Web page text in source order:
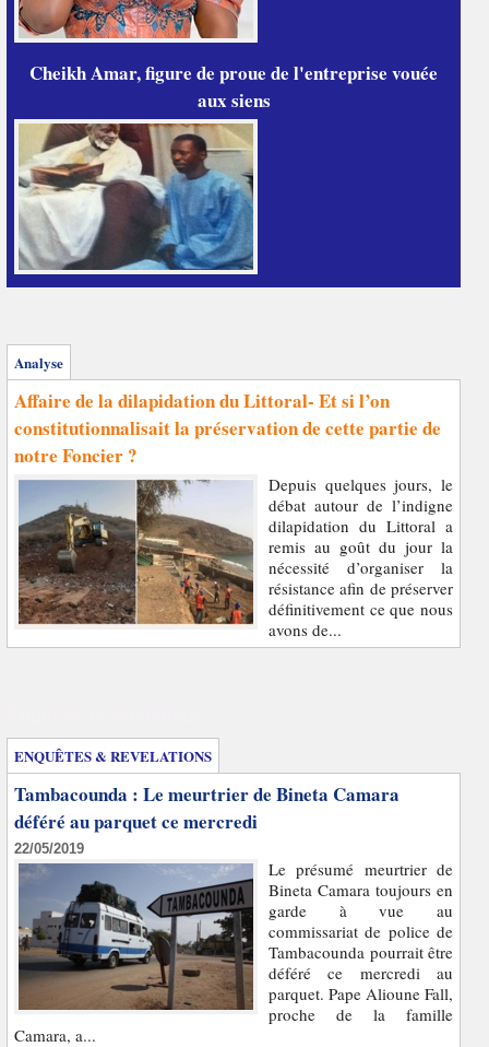
Cheikh Amar, figure de proue de l'entreprise vouée
aux siens
Analyse
Affaire de la dilapidation du Littoral- Et si l’on
constitutionnalisait la préservation de cette partie de
notre Foncier ?
Depuis quelques jours, le
débat autour de l’indigne
dilapidation du Littoral a
remis au goût du jour la
nécessité d’organiser la
résistance afin de préserver
définitivement ce que nous
avons de...
ENQUÊTES & REVELATIONS
Tambacounda : Le meurtrier de Bineta Camara
déféré au parquet ce mercredi
22/05/2019
Le présumé meurtrier de
Bineta Camara toujours en
garde à vue au
commissariat de police de
Tambacounda pourrait être
déféré ce mercredi au
parquet. Pape Alioune Fall,
proche de la famille
Camara, a...